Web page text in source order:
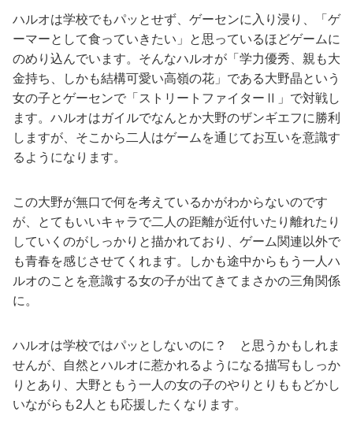
ハルオは学校でもパッとせず、ゲーセンに入り浸り、「ゲ
ーマーとして食っていきたい」と思っているほどゲームに
のめり込んでいます。そんなハルオが「学力優秀、親も大
金持ち、しかも結構可愛い高嶺の花」である大野晶という
女の子とゲーセンで「ストリートファイターⅡ」で対戦し
ます。ハルオはガイルでなんとか大野のザンギエフに勝利
しますが、そこから二人はゲームを通じてお互いを意識す
るようになります。
この大野が無口で何を考えているかがわからないのです
が、とてもいいキャラで二人の距離が近付いたり離れたり
していくのがしっかりと描かれており、ゲーム関連以外で
も青春を感じさせてくれます。しかも途中からもう一人ハ
ルオのことを意識する女の子が出てきてまさかの三角関係
に。
ハルオは学校ではパッとしないのに？ と思うかもしれま
せんが、自然とハルオに惹かれるようになる描写もしっか
りとあり、大野ともう一人の女の子のやりとりももどかし
いながらも2人とも応援したくなります。